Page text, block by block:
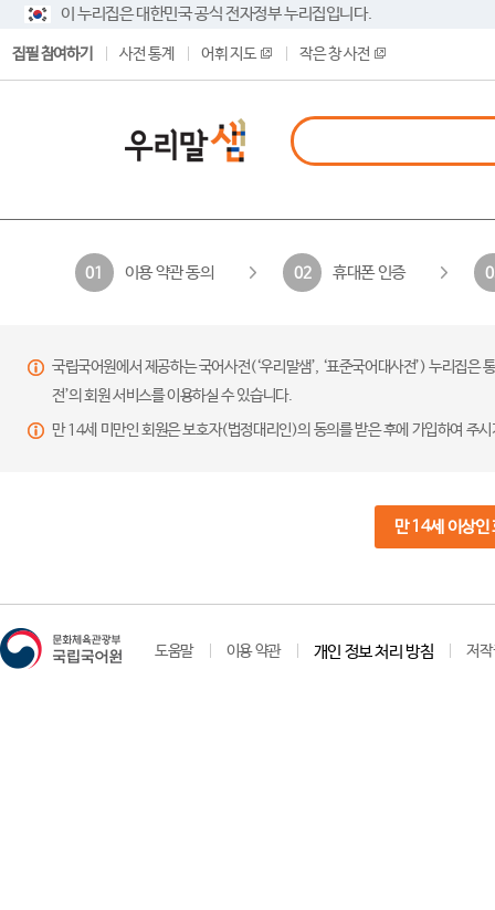
이 누리집은 대한민국 공식 전자정부 누리집입니다.
집필 참여하기 사전 통계 어휘 지도 작은 창 사전
01 이용 약관 동의 02 휴대폰 인증
국립국어원에서 제공하는 국어사전(‘우리말샘’, ‘표준국어대사전’) 누리집
전’의 회원 서비스를 이용하실 수 있습니다.
만 14세 미만인 회원은 보호자(법정대리인)의 동의를 받은 후에 가입하여 주
만 14세 이상인
도움말 이용 약관 개인 정보 처리 방침 저